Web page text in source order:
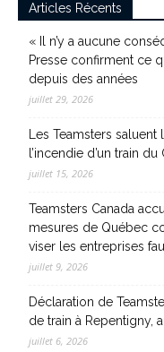
Articles Récents
« Il n’y a aucune
Presse confirment ce
depuis des années
juillet 29, 2026
Les Teamsters
l’incendie d’un train
juillet 15, 2026
Teamsters Canada
mesures de Québec
viser les entreprises
juillet 9, 2026
Déclaration de
de train à Repentigny,
juillet 6, 2026